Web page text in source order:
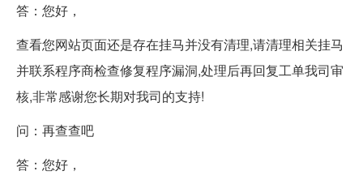
答：您好，
查看您网站页面还是存在挂马并没有清理,请清理相关挂马
并联系程序商检查修复程序漏洞,处理后再回复工单我司审
核,非常感谢您长期对我司的支持!
问：再查查吧
答：您好，